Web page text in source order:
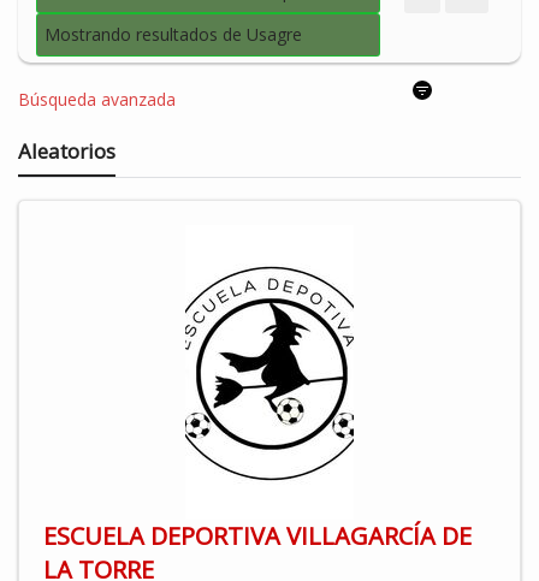
Mostrando resultados de Usagre
Búsqueda avanzada
Aleatorios
ESCUELA DEPORTIVA VILLAGARCÍA DE
LA TORRE